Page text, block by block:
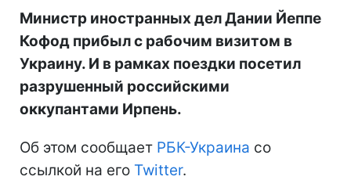
Министр иностранных дел Дании Йеппе
Кофод прибыл с рабочим визитом в
Украину. И в рамках поездки посетил
разрушенный российскими
оккупантами Ирпень.
Об этом сообщает РБК-Украина со
ссылкой на его Twitter.